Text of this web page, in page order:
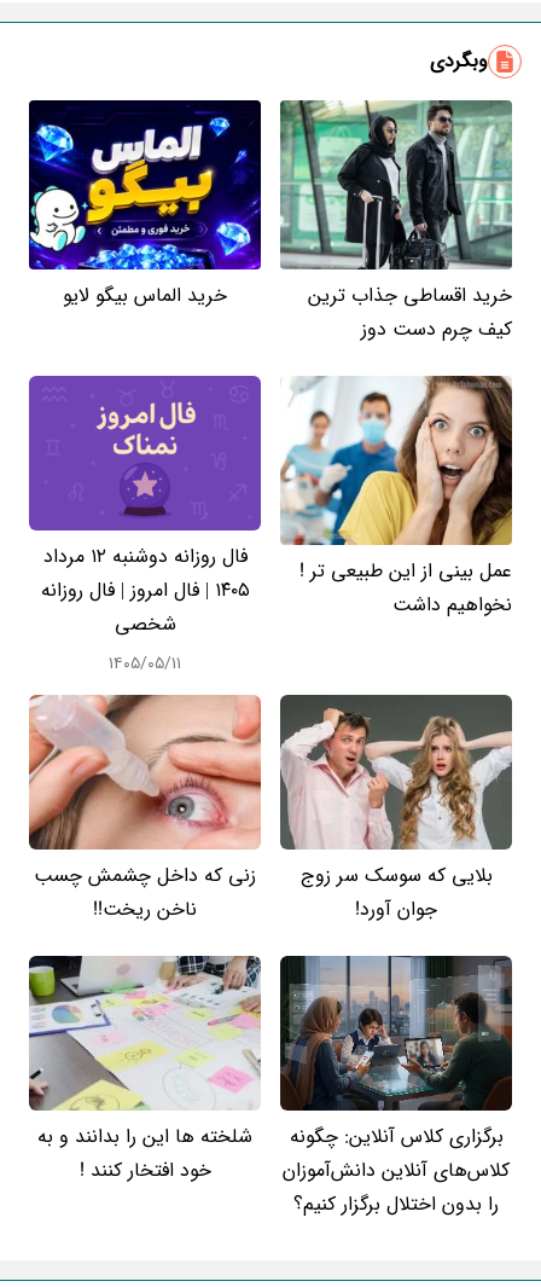
وبگردی
خرید اقساطی جذاب ترین
کیف چرم دست دوز
خرید الماس بیگو لایو
عمل بینی از این طبیعی تر !
نخواهیم داشت
فال روزانه دوشنبه ۱۲ مرداد
۱۴۰۵ | فال امروز | فال روزانه
شخصی
۱۴۰۵/۰۵/۱۱
بلایی که سوسک سر زوج
جوان آورد!
زنی که داخل چشمش چسب
ناخن ریخت!!
برگزاری کلاس آنلاین: چگونه
کلاس‌های آنلاین دانش‌آموزان
را بدون اختلال برگزار کنیم؟
شلخته ها این را بدانند و به
خود افتخار کنند !